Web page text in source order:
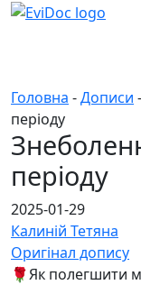
Головна -Дописи
періоду
періоду
2025-01-29
Калиній Тетяна
Оригінал допису
🌹Як полегшити